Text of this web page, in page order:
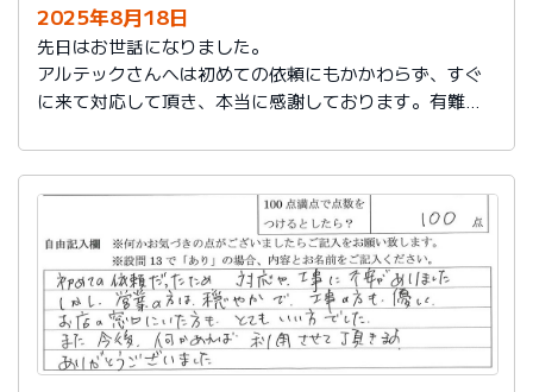
2025年8月18日
先日はお世話になりました。
アルテックさんへは初めての依頼にもかかわらず、すぐ
に来て対応して頂き、本当に感謝しております。有難う